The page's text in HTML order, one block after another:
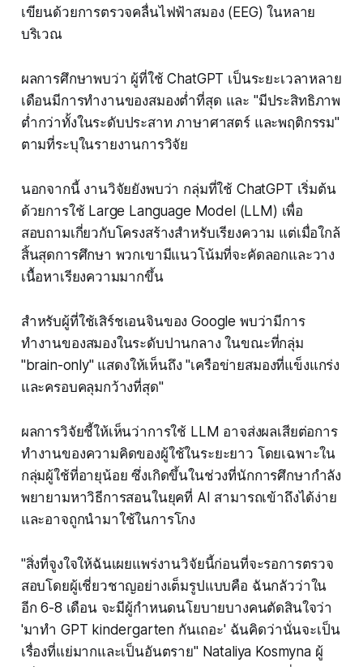
เขียนด้วยการตรวจคลื่นไฟฟ้าสมอง (EEG) ในหลาย
บริเวณ
ผลการศึกษาพบว่า ผู้ที่ใช้ ChatGPT เป็นระยะเวลาหลาย
เดือนมีการทำงานของสมองต่ำที่สุด และ "มีประสิทธิภาพ
ต่ำกว่าทั้งในระดับประสาท ภาษาศาสตร์ และพฤติกรรม"
ตามที่ระบุในรายงานการวิจัย
นอกจากนี้ งานวิจัยยังพบว่า กลุ่มที่ใช้ ChatGPT เริ่มต้น
ด้วยการใช้ Large Language Model (LLM) เพื่อ
สอบถามเกี่ยวกับโครงสร้างสำหรับเรียงความ แต่เมื่อใกล้
สิ้นสุดการศึกษา พวกเขามีแนวโน้มที่จะคัดลอกและวาง
เนื้อหาเรียงความมากขึ้น
สำหรับผู้ที่ใช้เสิร์ชเอนจินของ Google พบว่ามีการ
ทำงานของสมองในระดับปานกลาง ในขณะที่กลุ่ม
"brain-only" แสดงให้เห็นถึง "เครือข่ายสมองที่แข็งแกร่ง
และครอบคลุมกว้างที่สุด"
ผลการวิจัยชี้ให้เห็นว่าการใช้ LLM อาจส่งผลเสียต่อการ
ทำงานของความคิดของผู้ใช้ในระยะยาว โดยเฉพาะใน
กลุ่มผู้ใช้ที่อายุน้อย ซึ่งเกิดขึ้นในช่วงที่นักการศึกษากำลัง
พยายามหาวิธีการสอนในยุคที่ AI สามารถเข้าถึงได้ง่าย
และอาจถูกนำมาใช้ในการโกง
"สิ่งที่จูงใจให้ฉันเผยแพร่งานวิจัยนี้ก่อนที่จะรอการตรวจ
สอบโดยผู้เชี่ยวชาญอย่างเต็มรูปแบบคือ ฉันกลัวว่าใน
อีก 6-8 เดือน จะมีผู้กำหนดนโยบายบางคนตัดสินใจว่า
'มาทำ GPT kindergarten กันเถอะ' ฉันคิดว่านั่นจะเป็น
เรื่องที่แย่มากและเป็นอันตราย" Nataliya Kosmyna ผู้